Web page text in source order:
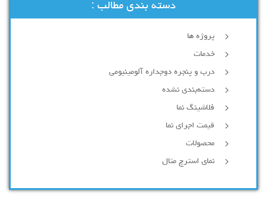
دسته بندی مطالب :
پروژه ها
خدمات
درب و پنجره دوجداره آلومینیومی
دسته‌بندی نشده
فلاشینگ نما
قیمت اجرای نما
محصولات
نمای استرچ متال